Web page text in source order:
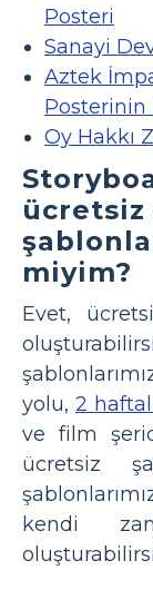
Posteri
Sanayi
Aztek
Posterinin
Oy Hakkı
ücretsiz
miyim?
Evet,
yolu, 2
ve film
ücretsiz
kendi